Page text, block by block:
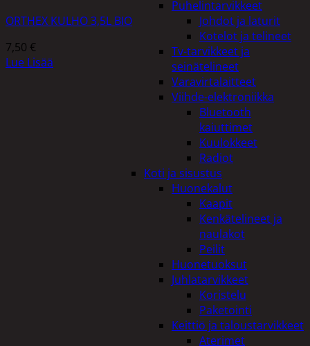
Puhelintarvikkeet
Johdot ja laturit
Kotelot ja telineet
Tv-tarvikkeet ja
seinätelineet
Varavirtalaitteet
Viihde-elektroniikka
Bluetooth
kaiuttimet
Kuulokkeet
Radiot
Koti ja sisustus
Huonekalut
Kaapit
Kenkätelineet ja
naulakot
Peilit
Huonetuoksut
Juhlatarvikkeet
Koristelu
Paketointi
Keittiö ja taloustarvikkeet
Aterimet
ORTHEX KULHO 3,5L BIO
7,50 €
Lue Lisää